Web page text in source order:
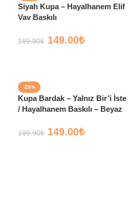
Siyah Kupa – Hayalhanem Elif
Vav Baskılı
199.90₺ 149.00₺
-25%
Kupa Bardak – Yalnız Bir’i İste
/ Hayalhanem Baskılı – Beyaz
199.90₺ 149.00₺